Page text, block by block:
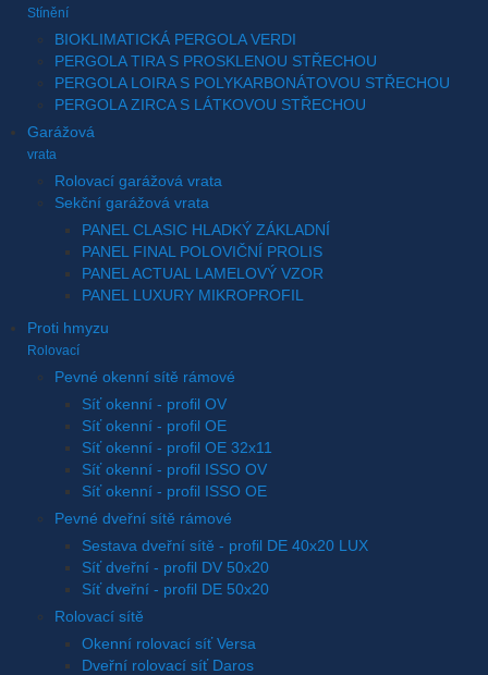
Stínění
BIOKLIMATICKÁ PERGOLA VERDI
PERGOLA TIRA S PROSKLENOU STŘECHOU
PERGOLA LOIRA S POLYKARBONÁTOVOU STŘECHOU
PERGOLA ZIRCA S LÁTKOVOU STŘECHOU
Garážová
vrata
Rolovací garážová vrata
Sekční garážová vrata
PANEL CLASIC HLADKÝ ZÁKLADNÍ
PANEL FINAL POLOVIČNÍ PROLIS
PANEL ACTUAL LAMELOVÝ VZOR
PANEL LUXURY MIKROPROFIL
Proti hmyzu
Rolovací
Pevné okenní sítě rámové
Síť okenní - profil OV
Síť okenní - profil OE
Síť okenní - profil OE 32x11
Síť okenní - profil ISSO OV
Síť okenní - profil ISSO OE
Pevné dveřní sítě rámové
Sestava dveřní sítě - profil DE 40x20 LUX
Síť dveřní - profil DV 50x20
Síť dveřní - profil DE 50x20
Rolovací sítě
Okenní rolovací síť Versa
Dveřní rolovací síť Daros